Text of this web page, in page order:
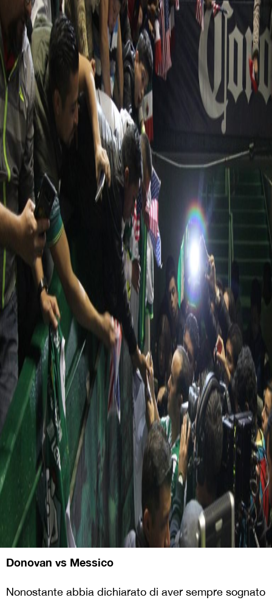
Donovan vs Messico
Nonostante abbia dichiarato di aver sempre sognato